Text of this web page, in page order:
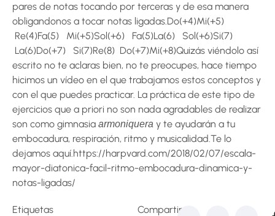
pares de notas tocando por terceras y de esa manera
obligandonos a tocar notas ligadas.Do(+4)Mi(+5)
Re(4)Fa(5) Mi(+5)Sol(+6) Fa(5)La(6) Sol(+6)Si(7)
La(6)Do(+7) Si(7)Re(8) Do(+7)Mi(+8)Quizás viéndolo así
escrito no te aclaras bien, no te preocupes, hace tiempo
hicimos un vídeo en el que trabajamos estos conceptos y
con el que puedes practicar. La práctica de este tipo de
ejercicios que a priori no son nada agradables de realizar
son como gimnasia armoniquera y te ayudarán a tu
embocadura, respiración, ritmo y musicalidad.Te lo
dejamos aquí.https://harpvard.com/2018/02/07/escala-
mayor-diatonica-facil-ritmo-embocadura-dinamica-y-
notas-ligadas/
Etiquetas Compartir: